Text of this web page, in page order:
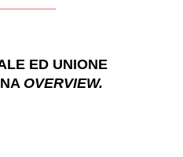
ED UNIONE
OVERVIEW.